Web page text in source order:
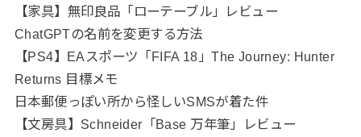
【家具】無印良品「ローテーブル」レビュー
ChatGPTの名前を変更する方法
【PS4】EAスポーツ「FIFA 18」The Journey: Hunter
Returns 目標メモ
日本郵便っぽい所から怪しいSMSが着た件
【文房具】Schneider「Base 万年筆」レビュー